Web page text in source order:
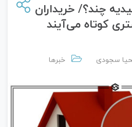
چند؟/ خریداران
کوتاه می‌آیند
سجودی خبرها